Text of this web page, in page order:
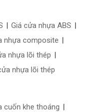
| Giá cửa nhựa ABS |
nhựa composite |
nhựa lõi thép |
nhựa lõi thép
cuốn khe thoáng |